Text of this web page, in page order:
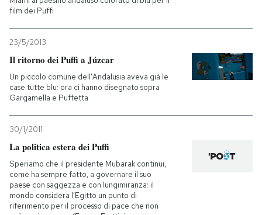
Entra
film dei Puffi
23/5/2013
Il ritorno dei Puffi a Júzcar
Un piccolo comune dell'Andalusia aveva già le
case tutte blu: ora ci hanno disegnato sopra
Gargamella e Puffetta
30/1/2011
La politica estera dei Puffi
Speriamo che il presidente Mubarak continui,
come ha sempre fatto, a governare il suo
paese con saggezza e con lungimiranza: il
mondo considera l’Egitto un punto di
riferimento per il processo di pace che non